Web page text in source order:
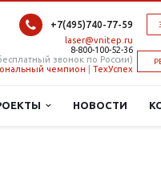
+7(495)740-77-59
laser@vnitep.ru
8-800-100-52-36
звонок по России)
чемпион
ТехУспех
НОВОСТИ